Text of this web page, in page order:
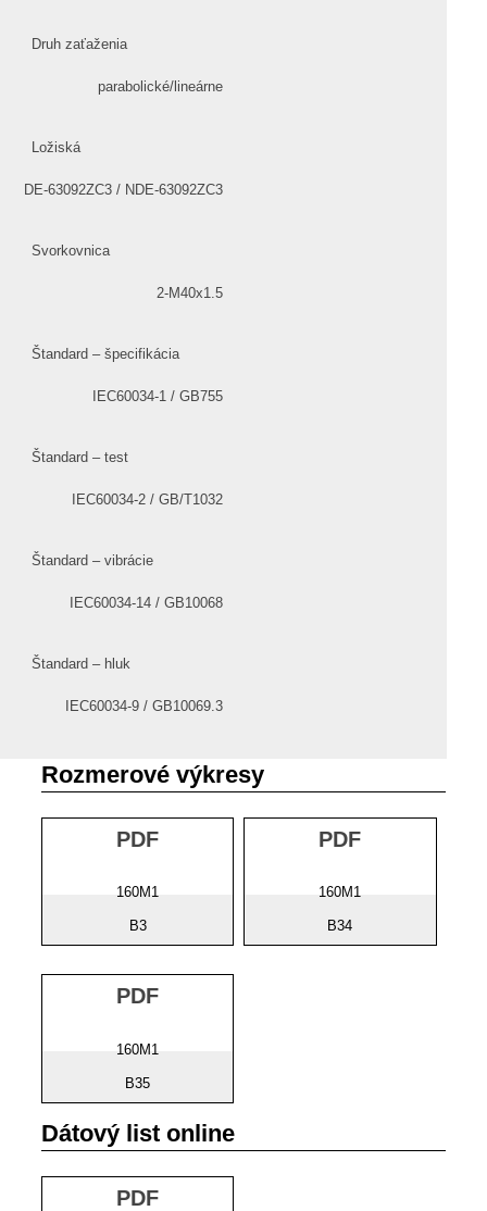
Druh zaťaženia
parabolické/lineárne
Ložiská
DE-63092ZC3 / NDE-63092ZC3
Svorkovnica
2-M40x1.5
Štandard – špecifikácia
IEC60034-1 / GB755
Štandard – test
IEC60034-2 / GB/T1032
Štandard – vibrácie
IEC60034-14 / GB10068
Štandard – hluk
IEC60034-9 / GB10069.3
Rozmerové výkresy
PDF
160M1
B3
PDF
160M1
B34
PDF
160M1
B35
Dátový list online
PDF